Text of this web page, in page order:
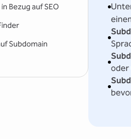
Bezug auf SEO
Subdomain
oder